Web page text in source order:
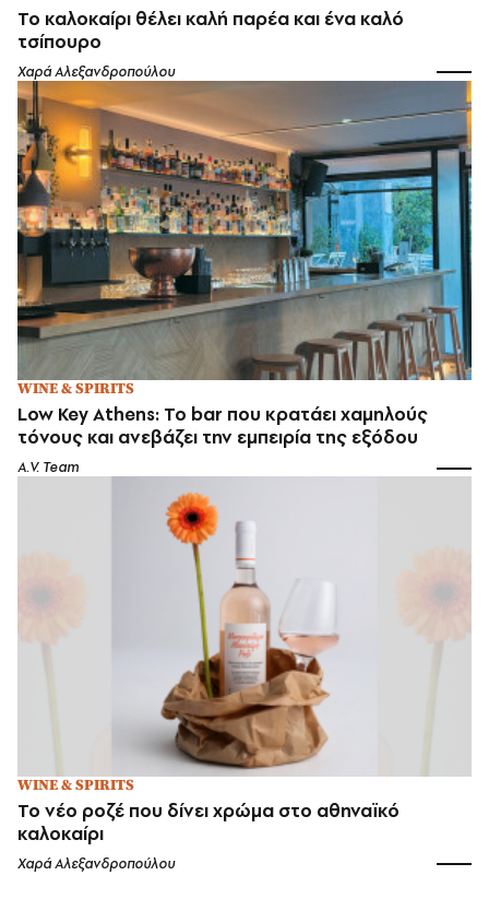
Το καλοκαίρι θέλει καλή παρέα και ένα καλό
τσίπουρο
Χαρά Αλεξανδροπούλου
WINE & SPIRITS
Low Key Athens: Το bar που κρατάει χαμηλούς
τόνους και ανεβάζει την εμπειρία της εξόδου
A.V. Team
WINE & SPIRITS
Το νέο ροζέ που δίνει χρώμα στο αθηναϊκό
καλοκαίρι
Χαρά Αλεξανδροπούλου